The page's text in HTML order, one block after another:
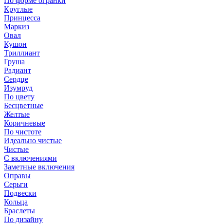
Круглые
Принцесса
Маркиз
Овал
Кушон
Триллиант
Груша
Радиант
Сердце
Изумруд
По цвету
Бесцветные
Желтые
Коричневые
По чистоте
Идеально чистые
Чистые
С включениями
Заметные включения
Оправы
Серьги
Подвески
Кольца
Браслеты
По дизайну